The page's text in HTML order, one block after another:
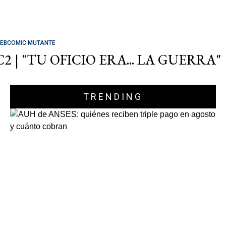
MUTANTE
| "TU OFICIO ERA... LA GUERRA"
TRENDING